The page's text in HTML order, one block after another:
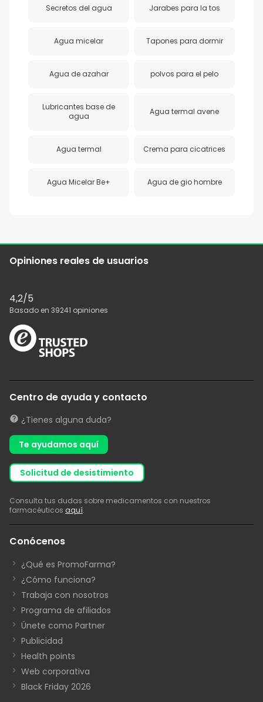
Secretos del agua Jarabes para la tos
Agua micelar Tapones para dormir
Agua de azahar polvos para el pelo
Lubricantes base de
agua
Agua termal avene
Agua termal Crema para cicatrices
Agua Micelar Be+ Agua de gio hombre
Opiniones reales de usuarios
4,2/5
Basado en 39241 opiniones
Centro de ayuda y contacto
¿Tienes alguna duda?
Te ayudamos aquí
solicitud de desistimiento
Consulta tus dudas sobre medicamentos con nuestros
farmacéuticos aquí.
Conócenos
¿Qué es PromoFarma?
¿Cómo funciona?
Trabaja con nosotros
Programa de afiliados
Únete como Partner
Publicidad
Health points
Web corporativa
Black Friday 2026